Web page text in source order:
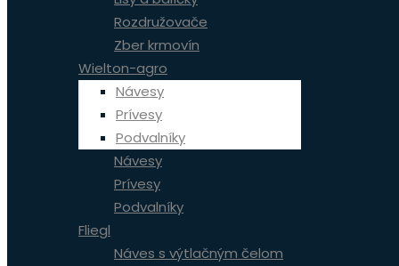
Rozdružovače
Zber krmovín
Wielton-agro
Návesy
Prívesy
Podvalníky
Návesy
Prívesy
Podvalníky
Fliegl
Náves s výtlačným čelom